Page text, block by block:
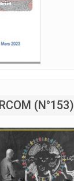
(N°153)